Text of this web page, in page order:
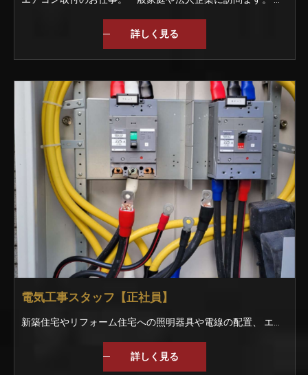
詳しく見る
電気工事スタッフ【正社員】
詳しく見る